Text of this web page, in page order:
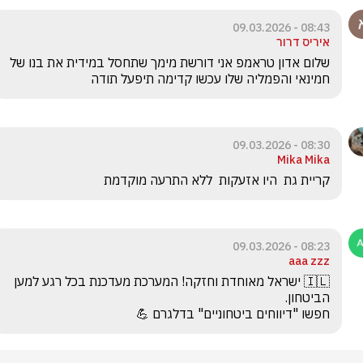
08:43 - 09.03.2026
איריס דרור
חמינאי והפמליה שלו עכשו קדימה תיפעל תודה
08:30 - 09.03.2026
Mika Mika
קריית גת  היו אזעקות  ללא התרעה מוקדמת
08:23 - 09.03.2026
aaa zzz
חפשו "דיווחים ביטחוניים" בדלגרם 💪